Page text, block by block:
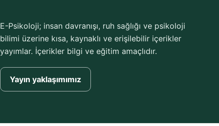
E-Psikoloji; insan davranışı, ruh sağlığı ve psikoloji
bilimi üzerine kısa, kaynaklı ve erişilebilir içerikler
yayımlar. İçerikler bilgi ve eğitim amaçlıdır.
Yayın yaklaşımımız